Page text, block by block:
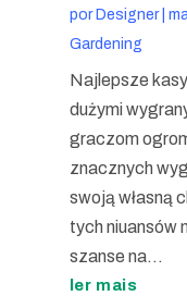
porDesigner|
Gardening
Najlepsze
dużymi
graczom
znacznych
swoją własną
tych niuansów
szanse na...
ler mais